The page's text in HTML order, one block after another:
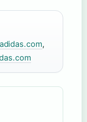
adidas.com,